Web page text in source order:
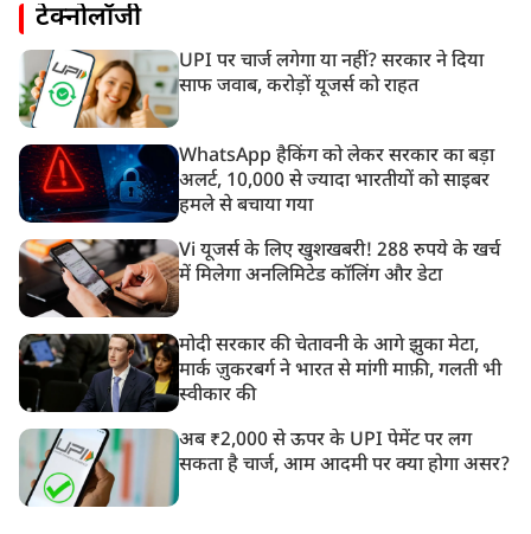
टेक्नोलॉजी
UPI पर चार्ज लगेगा या नहीं? सरकार ने दिया
साफ जवाब, करोड़ों यूजर्स को राहत
WhatsApp हैकिंग को लेकर सरकार का बड़ा
अलर्ट, 10,000 से ज्यादा भारतीयों को साइबर
हमले से बचाया गया
Vi यूजर्स के लिए खुशखबरी! 288 रुपये के खर्च
में मिलेगा अनलिमिटेड कॉलिंग और डेटा
मोदी सरकार की चेतावनी के आगे झुका मेटा,
मार्क ज़ुकरबर्ग ने भारत से मांगी माफ़ी, गलती भी
स्वीकार की
अब ₹2,000 से ऊपर के UPI पेमेंट पर लग
सकता है चार्ज, आम आदमी पर क्या होगा असर?